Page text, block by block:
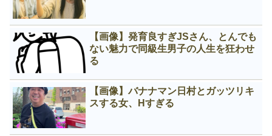
【画像】発育良すぎJSさん、とんでも
ない魅力で同級生男子の人生を狂わせ
る
【画像】バナナマン日村とガッツリキ
スする女、Нすぎる